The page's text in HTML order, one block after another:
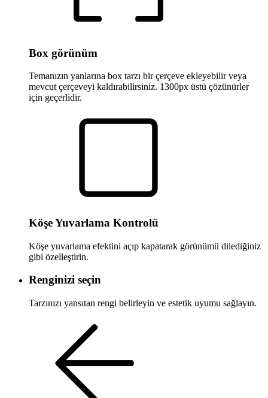
Box görünüm
Temanızın yanlarına box tarzı bir çerçeve ekleyebilir veya
mevcut çerçeveyi kaldırabilirsiniz. 1300px üstü çözünürler
için geçerlidir.
Köşe Yuvarlama Kontrolü
Köşe yuvarlama efektini açıp kapatarak görünümü dilediğiniz
gibi özelleştirin.
Renginizi seçin
Tarzınızı yansıtan rengi belirleyin ve estetik uyumu sağlayın.